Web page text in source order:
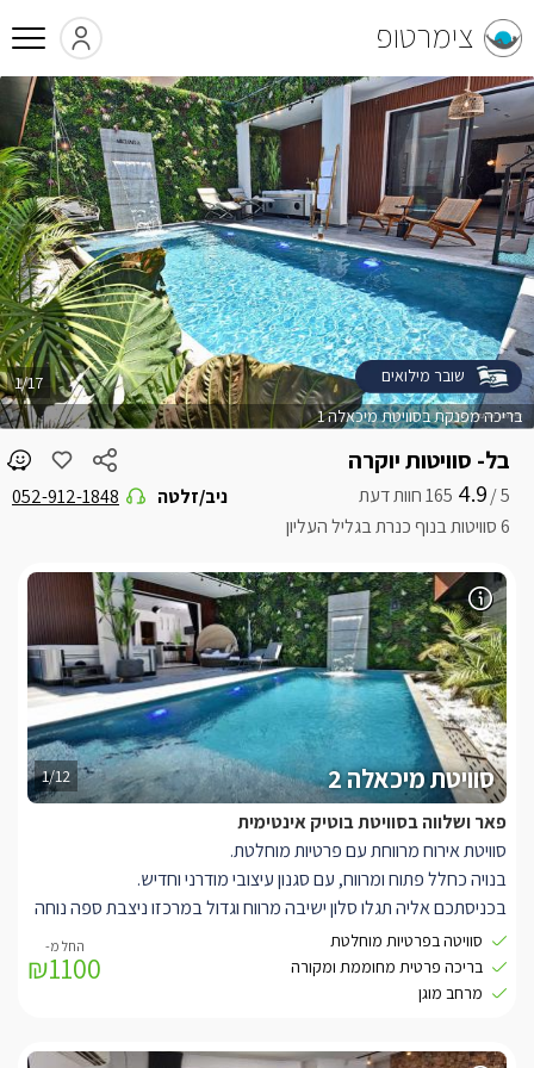
צימרטופ
בל- סוויטות יוקרה
5 /
4.9
6 סוויטות בנוף כנרת בגליל העליון
ניב/זלטה 052-912-1848
בריכה מפנקת בסוויטת מיכאלה 1
1/17 שובר מילואים
1/12 סוויטת מיכאלה 2
פאר ושלווה בסוויטת בוטיק אינטימית
סוויטת אירוח מרווחת עם פרטיות מוחלטת.
בנויה כחלל פתוח ומרווח, עם סגנון עיצובי מודרני וחדיש.
בכניסתכם אליה תגלו סלון ישיבה מרווח וגדול במרכזו ניצבת ספה נוחה
במיוחד בצבע אפור מבד איכותי עם גימורים בצבע שחור.
עם תאורה דקורטיבית מיוחדת ואלמנטים עיצוביים המתחילים בשולחן
הקפה, המזנון והקיר המעוצב.
שחורים ושיש ייחודי, המטבח מאובזר וכולל מכונת קפה, מיני בר, כיריים
סוויטה בפרטיות מוחלטת
בריכה פרטית מחוממת ומקורה
מרחב מוגן
₪1100